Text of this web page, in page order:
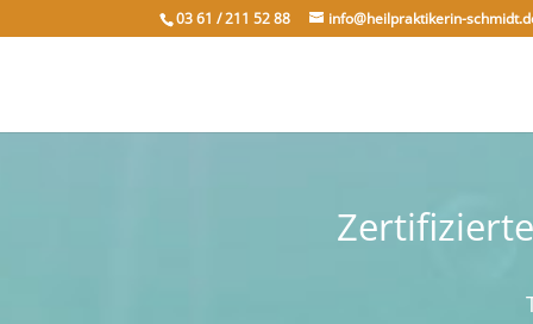
03 61 / 211 52 88 info@heilpraktikerin-